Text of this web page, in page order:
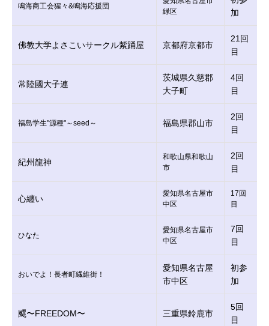
鳴海商工会猩々&鳴海応援団
緑区
加
佛教大学よさこいサークル紫踊屋 京都府京都市
21回
目
常陸國大子連
茨城県久慈郡
大子町
4回
目
福島学生"源種"～seed～ 福島県郡山市
2回
目
紀州龍神
和歌山県和歌山
市
2回
目
心纏い
愛知県名古屋市
中区
17回
目
ひなた
愛知県名古屋市
中区
7回
目
おいでよ！長者町繊維街！
愛知県名古屋
市中区
初参
加
飃〜FREEDOM〜 三重県鈴鹿市
5回
目